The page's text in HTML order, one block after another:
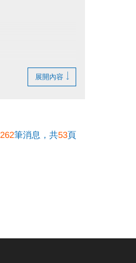
展開內容
262筆消息，共53頁